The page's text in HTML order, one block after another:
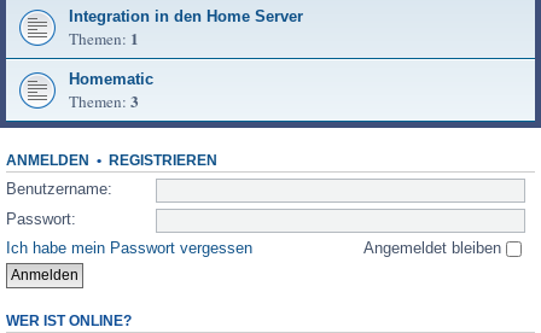
Integration in den Home Server
Themen: 1
Homematic
Themen: 3
ANMELDEN • REGISTRIEREN
Benutzername:
Passwort:
Ich habe mein Passwort vergessen
Angemeldet bleiben
WER IST ONLINE?